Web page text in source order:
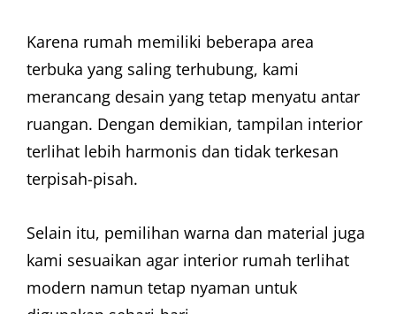
Karena rumah memiliki beberapa area
terbuka yang saling terhubung, kami
merancang desain yang tetap menyatu antar
ruangan. Dengan demikian, tampilan interior
terlihat lebih harmonis dan tidak terkesan
terpisah-pisah.
Selain itu, pemilihan warna dan material juga
kami sesuaikan agar interior rumah terlihat
modern namun tetap nyaman untuk